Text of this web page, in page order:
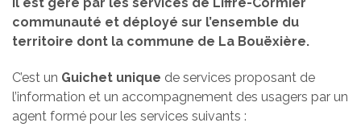
communauté et déployé sur l’ensemble du
territoire dont la commune de La Bouëxière.
C’est un Guichet unique de services proposant de
l’information et un accompagnement des usagers par un
agent formé pour les services suivants :